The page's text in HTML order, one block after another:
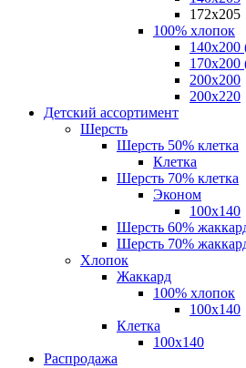
172х205
100% хлопок
140x200
170x200
200х200
200х220
Детский ассортимент
Шерсть
Шерсть 50% клетка
Клетка
Шерсть 70% клетка
Эконом
100x140
Шерсть 60%
Шерсть 70%
Хлопок
Жаккард
100% хлопок
100x140
Клетка
100х140
Распродажа